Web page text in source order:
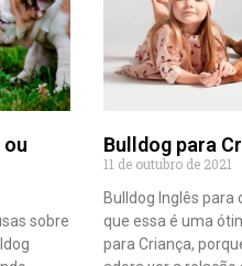
ou
sobre
Bulldog para
11 de outubro de 2021
Bulldog Inglês para
que essa é uma
para Criança,